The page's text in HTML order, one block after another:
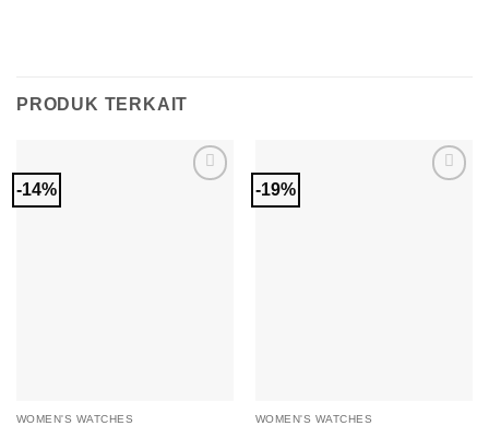
PRODUK TERKAIT
-14%
WOMEN'S WATCHES
-19%
WOMEN'S WATCHES